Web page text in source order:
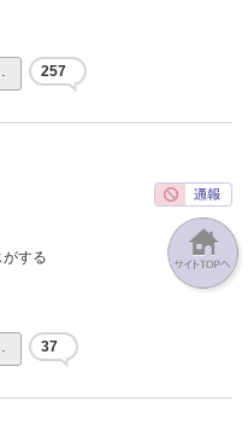
257
する
37